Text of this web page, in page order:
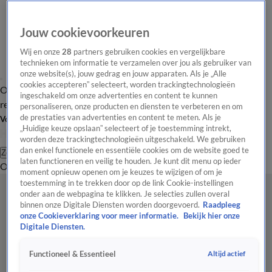
Overzicht Laatste nieuws Regionieuws Het beste van Hart
Tip de
redactie
Volg Hart van Nederland
Zoeken
OverzichtRegioUitzendingenWeerTip de redactiePanelVideo's
Jouw cookievoorkeuren
Wij en onze28 partners gebruiken cookies en vergelijkbare
technieken om informatie te verzamelen over jou als gebruiker van
onze website(s), jouw gedrag en jouw apparaten. Als je „Alle
cookies accepteren” selecteert, worden trackingtechnologieën
ingeschakeld om onze advertenties en content te kunnen
personaliseren, onze producten en diensten te verbeteren en om
de prestaties van advertenties en content te meten. Als je
„Huidige keuze opslaan” selecteert of je toestemming intrekt,
worden deze trackingtechnologieën uitgeschakeld. We gebruiken
dan enkel functionele en essentiële cookies om de website goed te
laten functioneren en veilig te houden. Je kunt dit menu op ieder
moment opnieuw openen om je keuzes te wijzigen of om je
toestemming in te trekken door op de link Cookie-instellingen
onder aan de webpagina te klikken. Je selecties zullen overal
binnen onze Digitale Diensten worden doorgevoerd. Raadpleeg
onze Cookieverklaring voor meer informatie.
Bekijk hier onze
Digitale Diensten.
Functioneel & Essentieel Altijd actief